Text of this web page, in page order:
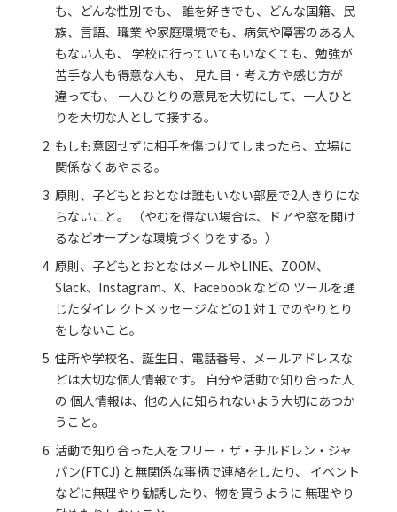
も、どんな性別でも、 誰を好きでも、どんな国籍、民
族、言語、職業 や家庭環境でも、病気や障害のある人
もない人も、 学校に行っていてもいなくても、勉強が
苦手な人も得意な人も、 見た目・考え方や感じ方が
違っても、 一人ひとりの意見を大切にして、一人ひと
りを大切な人として接する。
もしも意図せずに相手を傷つけてしまったら、立場に
関係なくあやまる。
原則、子どもとおとなは誰もいない部屋で2人きりにな
らないこと。 （やむを得ない場合は、ドアや窓を開け
るなどオープンな環境づくりをする。）
原則、子どもとおとなはメールやLINE、ZOOM、
Slack、Instagram、X、Facebook などの ツールを通
じたダイレ クトメッセージなどの1 対１でのやりとり
をしないこと。
住所や学校名、誕生日、電話番号、メールアドレスな
どは大切な個人情報です。 自分や活動で知り合った人
の 個人情報は、他の人に知られないよう大切にあつか
うこと。
活動で知り合った人をフリー・ザ・チルドレン・ジャ
パン(FTCJ) と無関係な事柄で連絡をしたり、 イベント
などに無理やり勧誘したり、物を買うように 無理やり